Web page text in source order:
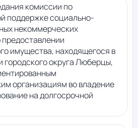
комиссии по
поддержке социально-
некоммерческих
имущества, находящегося в
городского округа Люберцы,
организациям во владение
на долгосрочной